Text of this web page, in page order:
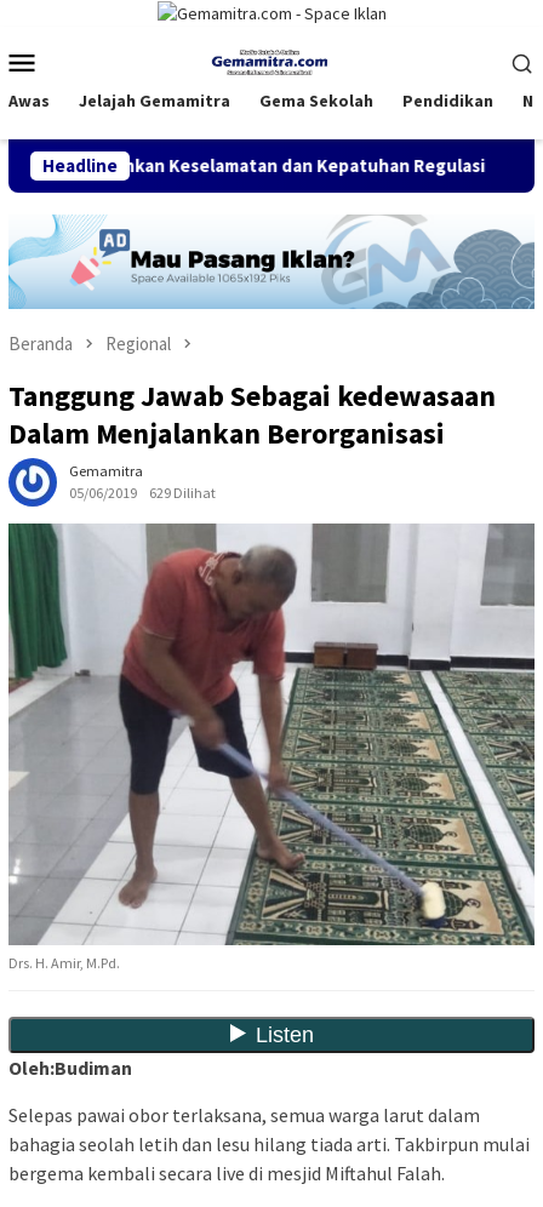
konten
Mobile
Awas Jelajah Gemamitra Gema Sekolah Pendidikan
Headline
Keselamatan dan Kepatuhan Regulasi PGM
Beranda Regional
Tanggung Jawab Sebagai kedewasaan
Dalam Menjalankan Berorganisasi
Gemamitra
05/06/2019
629 Dilihat
Drs. H. Amir, M.Pd.
Oleh:Budiman
Selepas pawai obor terlaksana, semua warga larut dalam
bahagia seolah letih dan lesu hilang tiada arti. Takbirpun mulai
bergema kembali secara live di mesjid Miftahul Falah.